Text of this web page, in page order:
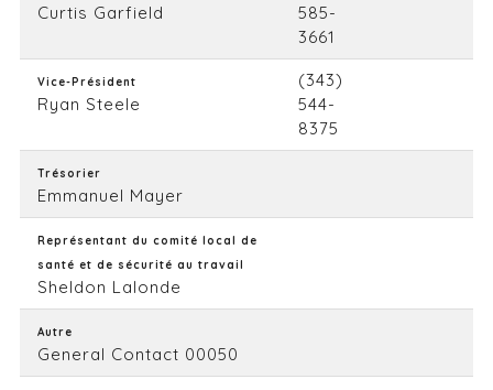
Curtis Garfield
585-
3661
Vice-Président
Ryan Steele
(343)
544-
8375
Trésorier
Emmanuel Mayer
Représentant du comité local de
santé et de sécurité au travail
Sheldon Lalonde
Autre
General Contact 00050